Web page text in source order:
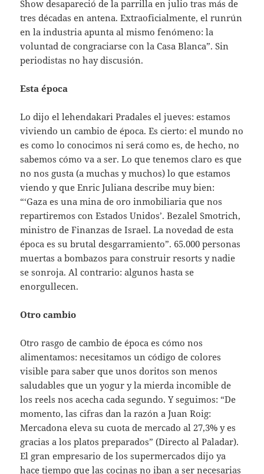
Show desapareció de la parrilla en julio tras más de
tres décadas en antena. Extraoficialmente, el runrún
en la industria apunta al mismo fenómeno: la
voluntad de congraciarse con la Casa Blanca”. Sin
periodistas no hay discusión.
Esta época
Lo dijo el lehendakari Pradales el jueves: estamos
viviendo un cambio de época. Es cierto: el mundo no
es como lo conocimos ni será como es, de hecho, no
sabemos cómo va a ser. Lo que tenemos claro es que
no nos gusta (a muchas y muchos) lo que estamos
viendo y que Enric Juliana describe muy bien:
“‘Gaza es una mina de oro inmobiliaria que nos
repartiremos con Estados Unidos’. Bezalel Smotrich,
ministro de Finanzas de Israel. La novedad de esta
época es su brutal desgarramiento”. 65.000 personas
muertas a bombazos para construir resorts y nadie
se sonroja. Al contrario: algunos hasta se
enorgullecen.
Otro cambio
Otro rasgo de cambio de época es cómo nos
alimentamos: necesitamos un código de colores
visible para saber que unos doritos son menos
saludables que un yogur y la mierda incomible de
los reels nos acecha cada segundo. Y seguimos: “De
momento, las cifras dan la razón a Juan Roig:
Mercadona eleva su cuota de mercado al 27,3% y es
gracias a los platos preparados” (Directo al Paladar).
El gran empresario de los supermercados dijo ya
hace tiempo que las cocinas no iban a ser necesarias